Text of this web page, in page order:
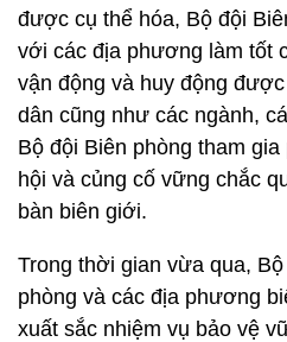
được cụ thể hóa, Bộ đội
với các địa phương làm tốt
vận động và huy động
dân cũng như các ngành,
Bộ đội Biên phòng tham
hội và củng cố vững chắc
bàn biên giới.
Trong thời gian vừa qua,
phòng và các địa phương
xuất sắc nhiệm vụ bảo vệ